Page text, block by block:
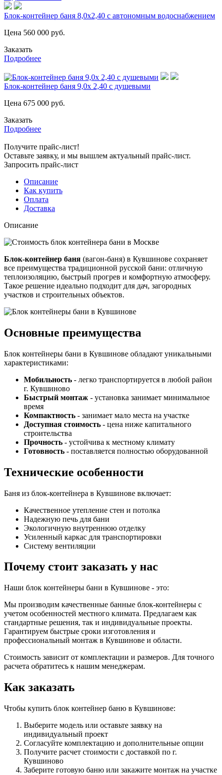
Блок-контейнер баня 8,0х2,40 с автономным водоснабжением
Цена 560 000 руб.
Заказать
Подробнее
Блок-контейнер баня 9,0х 2,40 с душевыми
Цена 675 000 руб.
Заказать
Подробнее
Получите прайс-лист!
Оставьте заявку, и мы вышлем актуальный прайс-лист.
Запросить прайс-лист
Описание
Как купить
Оплата
Доставка
Описание
Блок-контейнер баня (вагон-баня) в Кувшинове сохраняет
все преимущества традиционной русской бани: отличную
теплоизоляцию, быстрый прогрев и комфортную атмосферу.
Такое решение идеально подходит для дач, загородных
участков и строительных объектов.
Основные преимущества
Блок контейнеры бани в Кувшинове обладают уникальными
характеристиками:
Мобильность - легко транспортируется в любой район
г. Кувшиново
Быстрый монтаж - установка занимает минимальное
время
Компактность - занимает мало места на участке
Доступная стоимость - цена ниже капитального
строительства
Прочность - устойчива к местному климату
Готовность - поставляется полностью оборудованной
Технические особенности
Баня из блок-контейнера в Кувшинове включает:
Качественное утепление стен и потолка
Надежную печь для бани
Экологичную внутреннюю отделку
Усиленный каркас для транспортировки
Систему вентиляции
Почему стоит заказать у нас
Наши блок контейнеры бани в Кувшинове - это:
Мы производим качественные банные блок-контейнеры с
учетом особенностей местного климата. Предлагаем как
стандартные решения, так и индивидуальные проекты.
Гарантируем быстрые сроки изготовления и
профессиональный монтаж в Кувшинове и области.
Стоимость зависит от комплектации и размеров. Для точного
расчета обратитесь к нашим менеджерам.
Как заказать
Чтобы купить блок контейнер баню в Кувшинове:
Выберите модель или оставьте заявку на
индивидуальный проект
Согласуйте комплектацию и дополнительные опции
Получите расчет стоимости с доставкой по г.
Кувшиново
Заберите готовую баню или закажите монтаж на участке